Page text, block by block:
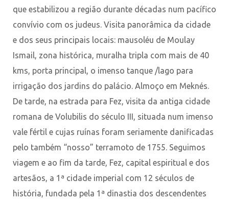
que estabilizou a região durante décadas num pacífico
convívio com os judeus. Visita panorâmica da cidade
e dos seus principais locais: mausoléu de Moulay
Ismail, zona histórica, muralha tripla com mais de 40
kms, porta principal, o imenso tanque /lago para
irrigação dos jardins do palácio. Almoço em Meknés.
De tarde, na estrada para Fez, visita da antiga cidade
romana de Volubilis do século III, situada num imenso
vale fértil e cujas ruínas foram seriamente danificadas
pelo também “nosso” terramoto de 1755. Seguimos
viagem e ao fim da tarde, Fez, capital espiritual e dos
artesãos, a 1ª cidade imperial com 12 séculos de
história, fundada pela 1ª dinastia dos descendentes